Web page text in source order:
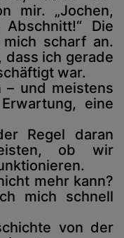
mir. „Jochen,
Die
scharf an.
dass ich gerade
war.
– und meistens
eine
Regel daran
ob wir
mehr kann?
mich schnell
von der